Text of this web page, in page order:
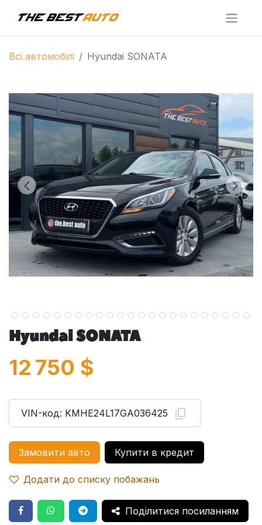
Всі автомобілі Hyundai SONATA
Hyundai SONATA
12 750 $
VIN-код: KMHE24L17GA036425
Замовити авто Купити в кредит
Додати до списку побажань
Поділитися посиланням